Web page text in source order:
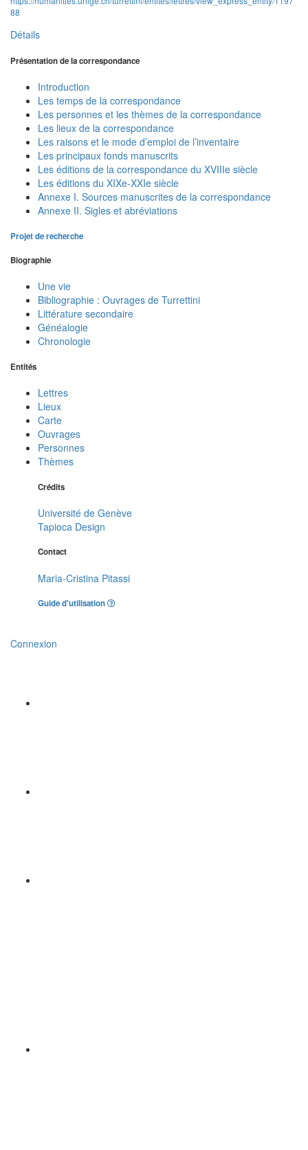
88
Détails
Présentation de la correspondance
Introduction
Les temps de la correspondance
Les personnes et les thèmes de la correspondance
Les lieux de la correspondance
Les raisons et le mode d’emploi de l’inventaire
Les principaux fonds manuscrits
Les éditions de la correspondance du XVIIIe siècle
Les éditions du XIXe-XXIe siècle
Annexe I. Sources manuscrites de la correspondance
Annexe II. Sigles et abréviations
Projet de recherche
Biographie
Une vie
Bibliographie : Ouvrages de Turrettini
Littérature secondaire
Généalogie
Chronologie
Entités
Lettres
Lieux
Carte
Ouvrages
Personnes
Thèmes
Crédits
Université de Genève
Tapioca Design
Contact
Maria-Cristina Pitassi
Guide d'utilisation
Connexion